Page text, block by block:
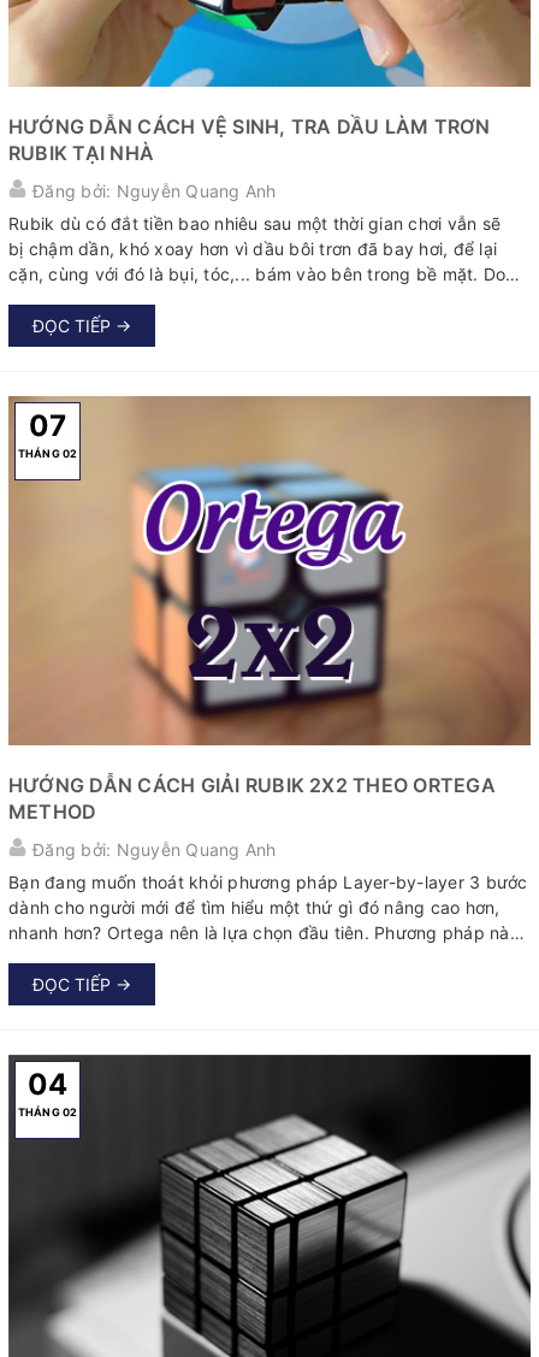
HƯỚNG DẪN CÁCH VỆ SINH, TRA DẦU LÀM TRƠN
RUBIK TẠI NHÀ
Đăng bởi: Nguyễn Quang Anh
Rubik dù có đắt tiền bao nhiêu sau một thời gian chơi vẫn sẽ
bị chậm dần, khó xoay hơn vì dầu bôi trơn đã bay hơi, để lại
cặn, cùng với đó là bụi, tóc,... bám vào bên trong bề mặt. Do
của mình, đặc biệt nếu muốn đem Rubik đi thi đấu.
ĐỌC TIẾP →
07
THÁNG 02
HƯỚNG DẪN CÁCH GIẢI RUBIK 2X2 THEO ORTEGA
METHOD
Đăng bởi: Nguyễn Quang Anh
Bạn đang muốn thoát khỏi phương pháp Layer-by-layer 3 bước
dành cho người mới để tìm hiểu một thứ gì đó nâng cao hơn,
nhanh hơn? Ortega nên là lựa chọn đầu tiên. Phương pháp này
thời gian...
ĐỌC TIẾP →
04
THÁNG 02